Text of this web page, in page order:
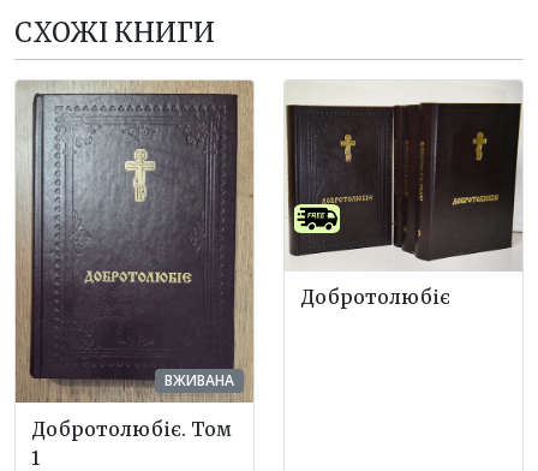
Тертуліан;
бл. Теофілакт;
Симеон Солунський;
святитель Тихон Воронезький.
СХОЖІ КНИГИ
ВЖИВАНА
Добротолюбіє. Том
1
Добротолюбіє